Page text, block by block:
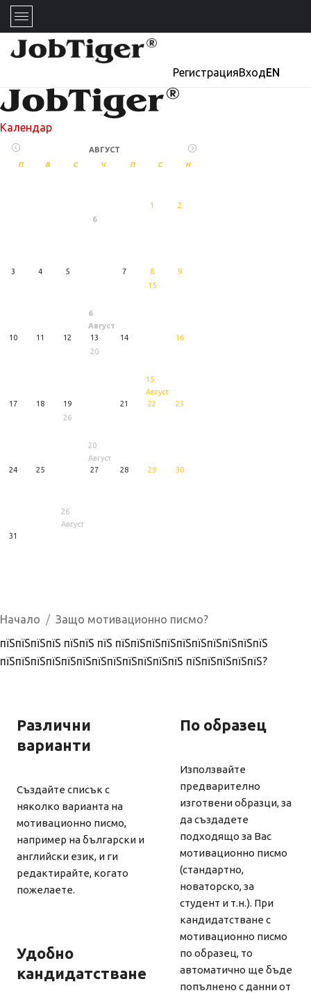
РегистрацияВходEN
Календар
АВГУСТ
П В С Ч П С Н
1 2
3 4 5
6
6
Август
7 8 9
10 11 12 13 14
15
15
Август
16
17 18 19
20
20
Август
21 22 23
24 25
26
26
Август
27 28 29 30
31
Начало
Защо мотивационно писмо?
пїЅпїЅпїЅпїЅ пїЅпїЅ пїЅ пїЅпїЅпїЅпїЅпїЅпїЅпїЅпїЅпїЅпїЅ
пїЅпїЅпїЅпїЅпїЅпїЅпїЅпїЅпїЅпїЅпїЅпїЅ пїЅпїЅпїЅпїЅпїЅ?
Различни
варианти
Създайте списък с
няколко варианта на
мотивационно писмо,
например на български и
английски език, и ги
редактирайте, когато
пожелаете.
Удобно
кандидатстване
По образец
Използвайте
предварително
изготвени образци, за
да създадете
подходящо за Вас
мотивационно писмо
(стандартно,
новаторско, за
студент и т.н.). При
кандидатстване с
мотивационно писмо
по образец, то
автоматично ще бъде
попълнено с данни от